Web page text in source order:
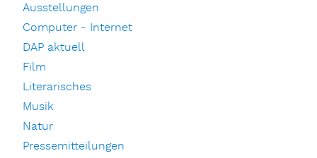
Ausstellungen
Computer - Internet
DAP aktuell
Film
Literarisches
Musik
Natur
Pressemitteilungen